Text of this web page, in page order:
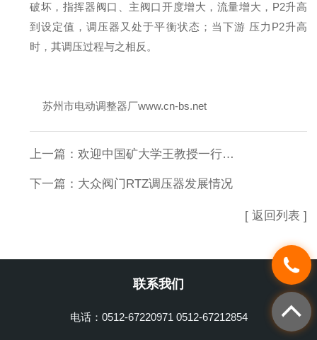
破坏，指挥器阀口、主阀口开度增大，流量增大，P2升高
到设定值，调压器又处于平衡状态；当下游 压力P2升高
时，其调压过程与之相反。
苏州市电动调整器厂www.cn-bs.net
上一篇： 欢迎中国矿大学王教授一行莅临我单位指导及做试验
下一篇： 大众阀门RTZ调压器发展情况
[ 返回列表 ]
联系我们
电话：0512-67220971 0512-67212854